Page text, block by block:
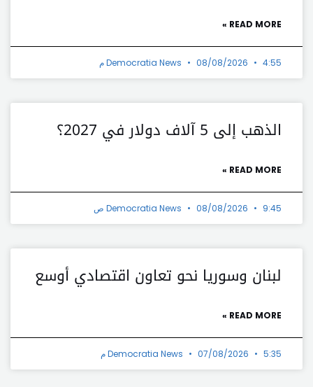
READ MORE »
Democratia News 08/08/2026 4:55 م
الذهب إلى 5 آلاف دولار في 2027؟
READ MORE »
Democratia News 08/08/2026 9:45 ص
لبنان وسوريا نحو تعاون اقتصادي أوسع
READ MORE »
Democratia News 07/08/2026 5:35 م